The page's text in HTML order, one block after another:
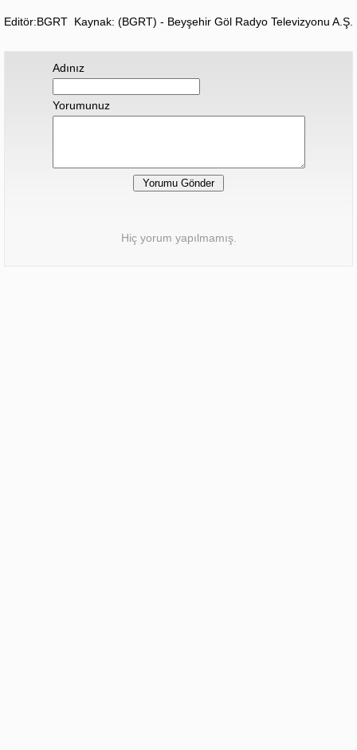
Editör:BGRT Kaynak: (BGRT) - Beyşehir Göl Radyo Televizyonu A.Ş.
Adınız
Yorumunuz
Hiç yorum yapılmamış.